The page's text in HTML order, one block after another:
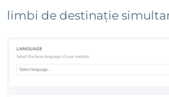
limbi de destinație